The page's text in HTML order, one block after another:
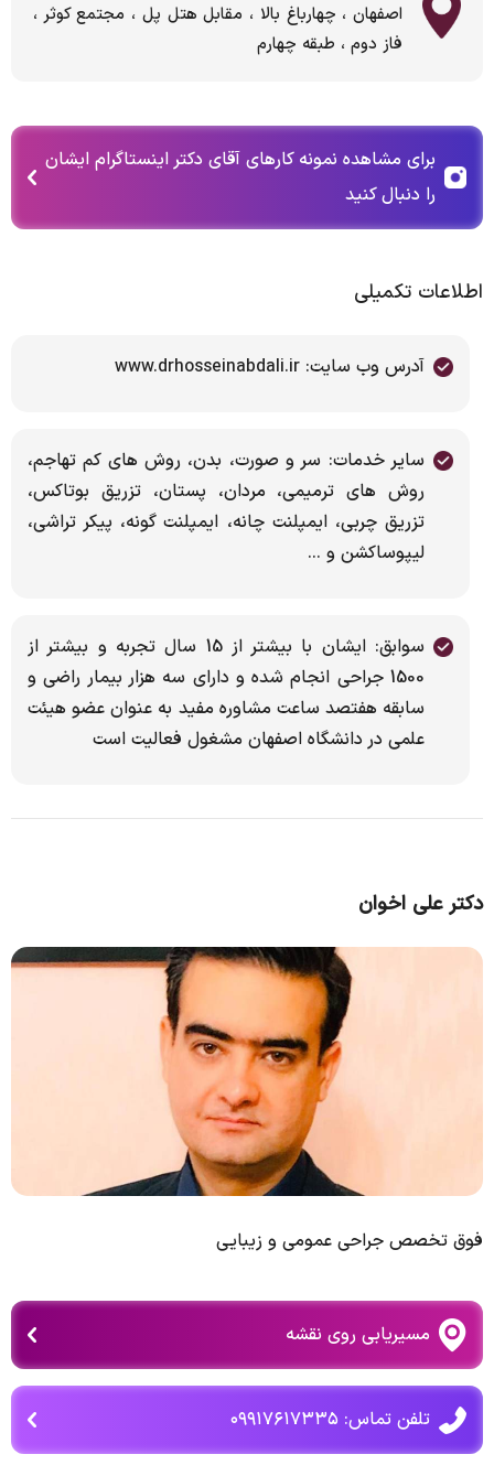
اصفهان ، چهارباغ بالا ، مقابل هتل پل ، مجتمع کوثر ،
فاز دوم ، طبقه چهارم
برای مشاهده نمونه کارهای آقای دکتر اینستاگرام ایشان
را دنبال کنید
اطلاعات تکمیلی
آدرس وب سایت: www.drhosseinabdali.ir
سایر خدمات: سر و صورت، بدن، روش های کم تهاجم،
روش های ترمیمی، مردان، پستان، تزریق بوتاکس،
تزریق چربی، ایمپلنت چانه، ایمپلنت گونه، پیکر تراشی،
لیپوساکشن و ...
سوابق: ایشان با بیشتر از 15 سال تجربه و بیشتر از
1500 جراحی انجام شده و دارای سه هزار بیمار راضی و
سابقه هفتصد ساعت مشاوره مفید به عنوان عضو هیئت
علمی در دانشگاه اصفهان مشغول فعالیت است
دکتر علی اخوان
فوق تخصص جراحی عمومی و زیبایی
مسیریابی روی نقشه
تلفن تماس: ۰۹۹۱۷۶۱۷۳۳۵